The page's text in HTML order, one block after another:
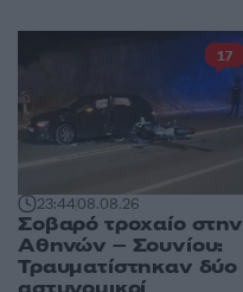
23:4408.08.26
Σοβαρό τροχαίο στην
Αθηνών – Σουνίου:
Τραυματίστηκαν δύο
17